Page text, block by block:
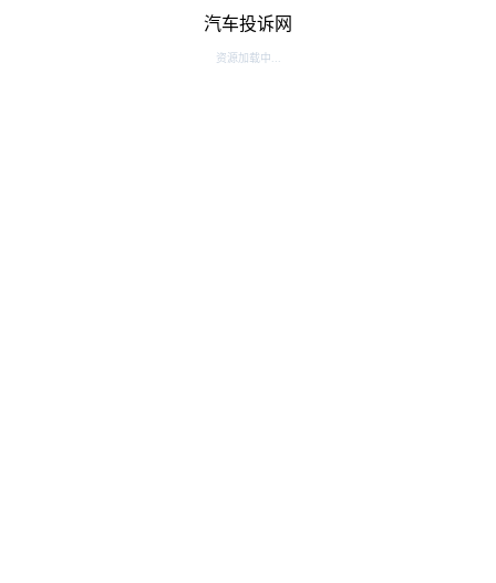
汽车投诉网
资源加载中...